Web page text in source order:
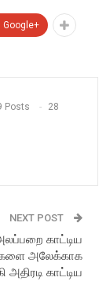
Google+
Posts 28
NEXT POST
காட்டிய
அலேக்காக
அதிரடி காட்டிய